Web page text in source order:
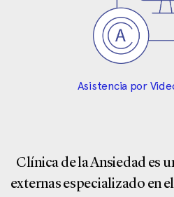
Asistencia por
Clínica de la Ansiedad es
externas especializado en